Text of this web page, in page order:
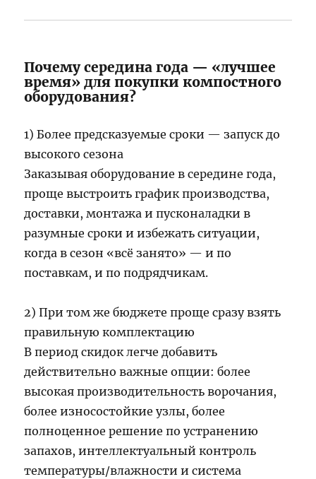
Почему середина года — «лучшее
время» для покупки компостного
оборудования?
1) Более предсказуемые сроки — запуск до
высокого сезона
Заказывая оборудование в середине года,
проще выстроить график производства,
доставки, монтажа и пусконаладки в
разумные сроки и избежать ситуации,
когда в сезон «всё занято» — и по
поставкам, и по подрядчикам.
2) При том же бюджете проще сразу взять
правильную комплектацию
В период скидок легче добавить
действительно важные опции: более
высокая производительность ворочания,
более износостойкие узлы, более
полноценное решение по устранению
запахов, интеллектуальный контроль
температуры/влажности и система